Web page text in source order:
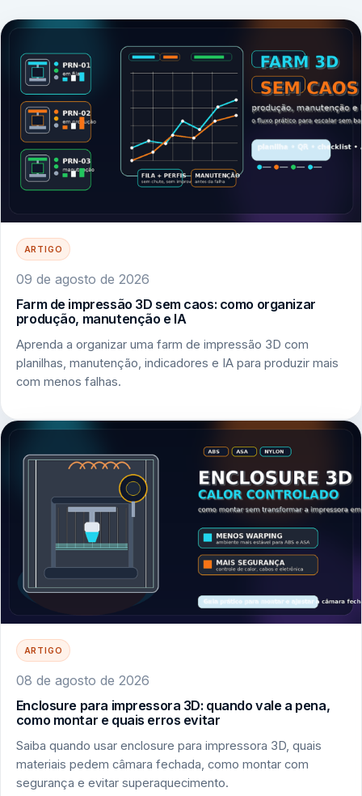
ARTIGO
09 de agosto de 2026
Farm de impressão 3D sem caos: como organizar
produção, manutenção e IA
Aprenda a organizar uma farm de impressão 3D com
planilhas, manutenção, indicadores e IA para produzir mais
com menos falhas.
ARTIGO
08 de agosto de 2026
Enclosure para impressora 3D: quando vale a pena,
como montar e quais erros evitar
Saiba quando usar enclosure para impressora 3D, quais
materiais pedem câmara fechada, como montar com
segurança e evitar superaquecimento.